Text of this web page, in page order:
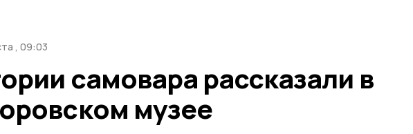
, 09:03
самовара рассказали в
музее